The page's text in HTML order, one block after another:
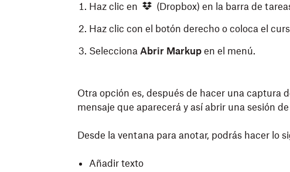
Haz clic en
(Dropbox) en la barra de
Haz clic con el botón derecho o coloca el
Selecciona Abrir Markup en el menú.
Otra opción es, después de hacer una captura
mensaje que aparecerá y así abrir una sesión
Desde la ventana para anotar, podrás hacer lo
Añadir texto